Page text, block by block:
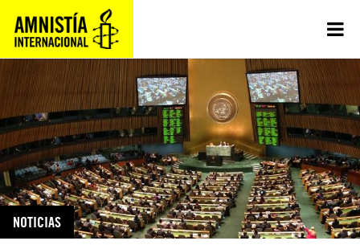
NOTICIAS